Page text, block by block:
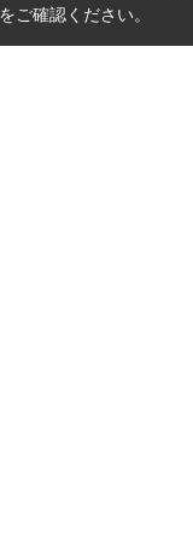
をご確認ください。